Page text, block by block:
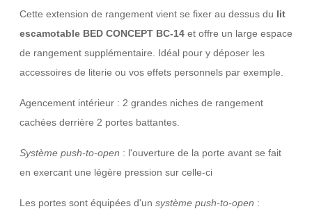
Cette extension de rangement vient se fixer au dessus du lit
escamotable BED CONCEPT BC-14 et offre un large espace
de rangement supplémentaire. Idéal pour y déposer les
accessoires de literie ou vos effets personnels par exemple.
Agencement intérieur : 2 grandes niches de rangement
cachées derrière 2 portes battantes.
Système push-to-open : l'ouverture de la porte avant se fait
en exercant une légère pression sur celle-ci
Les portes sont équipées d'un système push-to-open :